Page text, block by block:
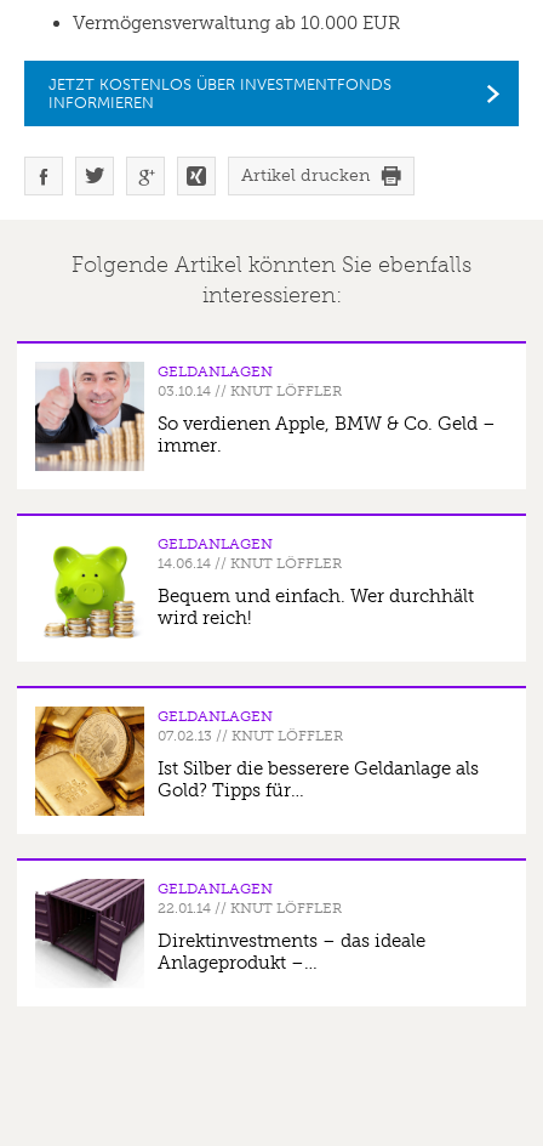
Vermögensverwaltung ab 10.000 EUR
JETZT KOSTENLOS ÜBER INVESTMENTFONDS
INFORMIEREN
Artikel drucken
Folgende Artikel könnten Sie ebenfalls
interessieren:
GELDANLAGEN
03.10.14 //KNUT LÖFFLER
So verdienen Apple, BMW & Co. Geld –
immer.
GELDANLAGEN
14.06.14 //KNUT LÖFFLER
Bequem und einfach. Wer durchhält
wird reich!
GELDANLAGEN
07.02.13 //KNUT LÖFFLER
Ist Silber die besserere Geldanlage als
Gold? Tipps für…
GELDANLAGEN
22.01.14 //KNUT LÖFFLER
Direktinvestments – das ideale
Anlageprodukt –…